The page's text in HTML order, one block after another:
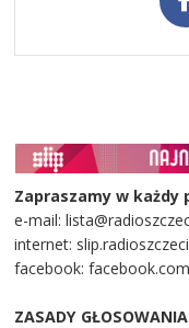
Zapraszamy w każdy
e-mail:
internet:
facebook:
ZASADY